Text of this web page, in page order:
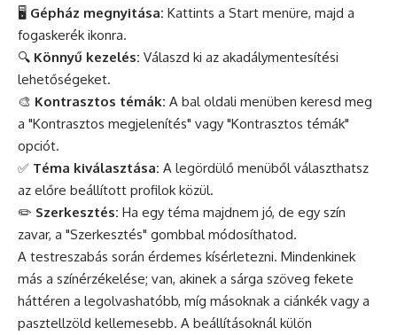
🖥️ Gépház megnyitása: Kattints a Start menüre, majd a
fogaskerék ikonra.
🔍 Könnyű kezelés: Válaszd ki az akadálymentesítési
lehetőségeket.
🎨 Kontrasztos témák: A bal oldali menüben keresd meg
a "Kontrasztos megjelenítés" vagy "Kontrasztos témák"
opciót.
✅ Téma kiválasztása: A legördülő menüből választhatsz
az előre beállított profilok közül.
✏️ Szerkesztés: Ha egy téma majdnem jó, de egy szín
zavar, a "Szerkesztés" gombbal módosíthatod.
A testreszabás során érdemes kísérletezni. Mindenkinek
más a színérzékelése; van, akinek a sárga szöveg fekete
háttéren a legolvashatóbb, míg másoknak a ciánkék vagy a
pasztellzöld kellemesebb. A beállításoknál külön